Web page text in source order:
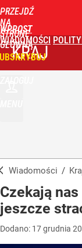
PRZEJDŹ
NA
STRONĘ
GŁÓWNĄ
WPROST
WIADOMOŚCI
KRAJ
Wiadomości /
Czekają
jeszcze
Dodano: 17grudnia